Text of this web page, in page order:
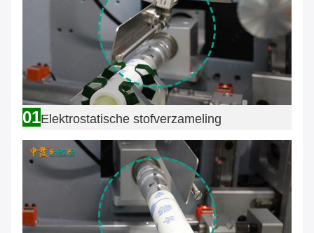
01Elektrostatische stofverzameling